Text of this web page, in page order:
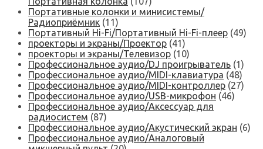
Портативные колонки и минисистемы/
Радиоприёмник (11)
Портативный Hi-Fi/Портативный Hi-Fi-плеер (49)
проекторы и экраны/Проектор (41)
проекторы и экраны/Телевизор (10)
Профессиональное аудио/DJ проигрыватель (1)
Профессиональное аудио/MIDI-клавиатура (48)
Профессиональное аудио/MIDI-контроллер (27)
Профессиональное аудио/USB-микрофон (46)
Профессиональное аудио/Аксессуар для
радиосистем (87)
Профессиональное аудио/Акустический экран (6)
Профессиональное аудио/Аналоговый